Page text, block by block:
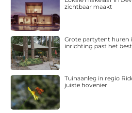
zichtbaar maakt
Grote partytent huren
inrichting past het
Tuinaanleg in regio
juiste hovenier